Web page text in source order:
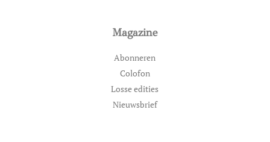
Magazine
Abonneren
Colofon
Losse edities
Nieuwsbrief